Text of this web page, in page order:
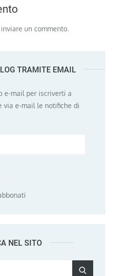
un commento.
TRAMITE EMAIL
e-mail per iscriverti a
via e-mail le notifiche di
NEL SITO